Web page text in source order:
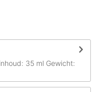
35 ml Gewicht: